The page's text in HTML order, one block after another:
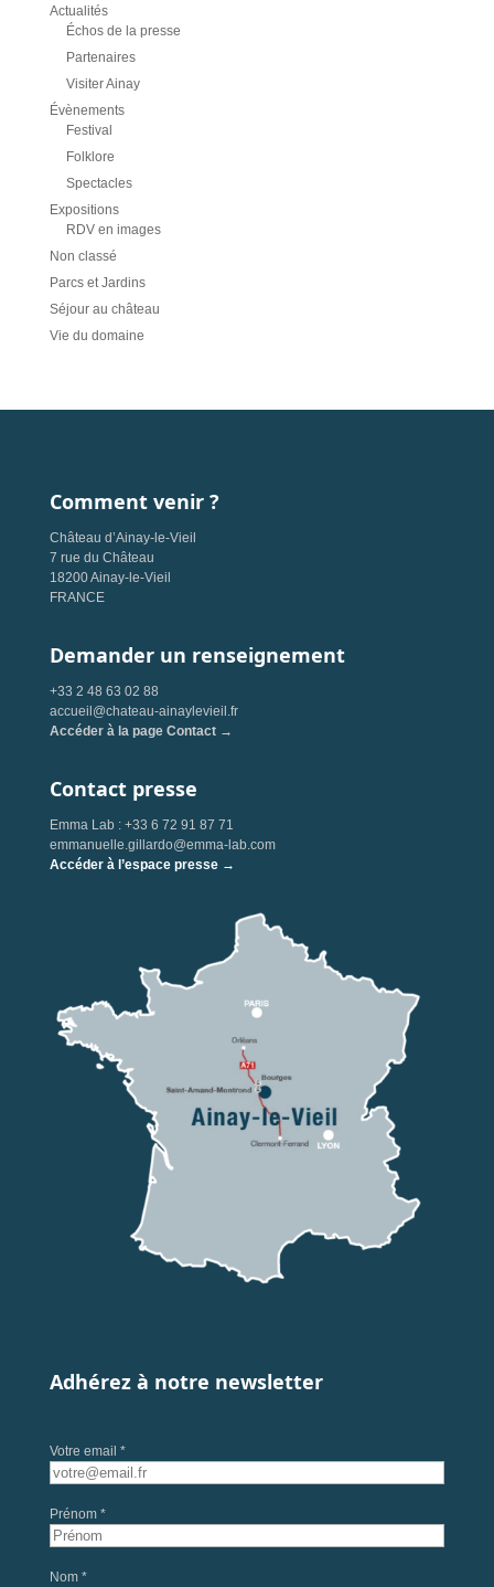
Actualités
Échos de la presse
Partenaires
Visiter Ainay
Évènements
Festival
Folklore
Spectacles
Expositions
RDV en images
Non classé
Parcs et Jardins
Séjour au château
Vie du domaine
Comment venir ?
Château d’Ainay-le-Vieil
7 rue du Château
18200 Ainay-le-Vieil
FRANCE
Demander un renseignement
+33 2 48 63 02 88
accueil@chateau-ainaylevieil.fr
Accéder à la page Contact →
Contact presse
Emma Lab : +33 6 72 91 87 71
emmanuelle.gillardo@emma-lab.com
Accéder à l’espace presse →
Adhérez à notre newsletter
Votre email *
Prénom *
Nom *